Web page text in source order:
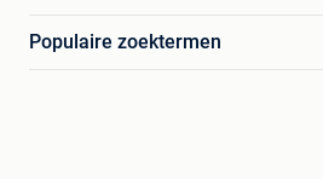
Populaire zoektermen